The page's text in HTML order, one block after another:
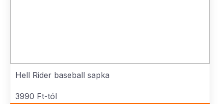
Hell Rider baseball sapka
3990 Ft-tól